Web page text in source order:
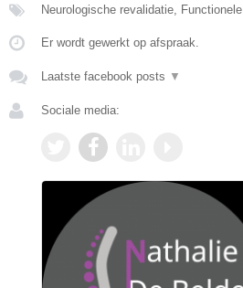
Neurologische revalidatie, Functionele
Er wordt gewerkt op afspraak.
Laatste facebook posts ▼
Sociale media: